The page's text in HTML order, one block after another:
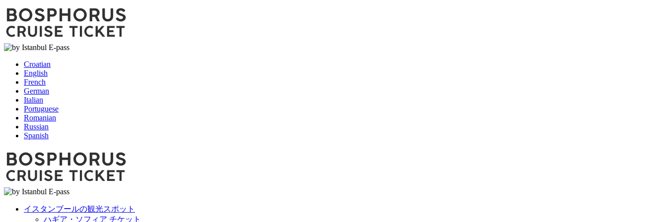
Croatian
English
French
German
Italian
Portuguese
Romanian
Russian
Spanish
イスタンブールの観光スポット
ハギア・ソフィア チケット